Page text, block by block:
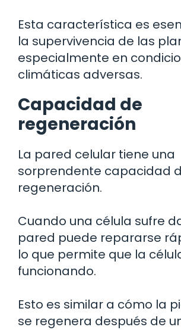
Esta característica es
la supervivencia de las
especialmente en
climáticas adversas.
Capacidad de
regeneración
La pared celular tiene una
sorprendente capacidad
regeneración.
Cuando una célula sufre
pared puede repararse
lo que permite que la
funcionando.
Esto es similar a cómo la
se regenera después de